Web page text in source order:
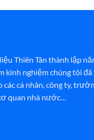
Thiên Tân thành lập
kinh nghiệm chúng tôi
cá nhân, công ty,
quan nhà nước…